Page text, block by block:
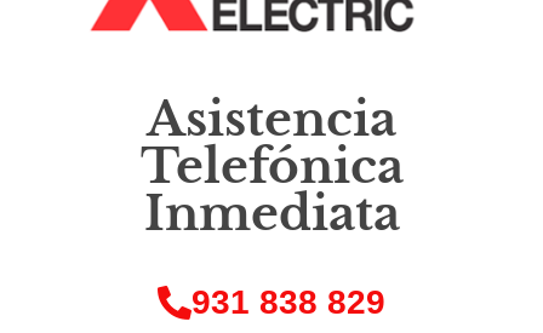
Asistencia
Telefónica
Inmediata
931 838 829